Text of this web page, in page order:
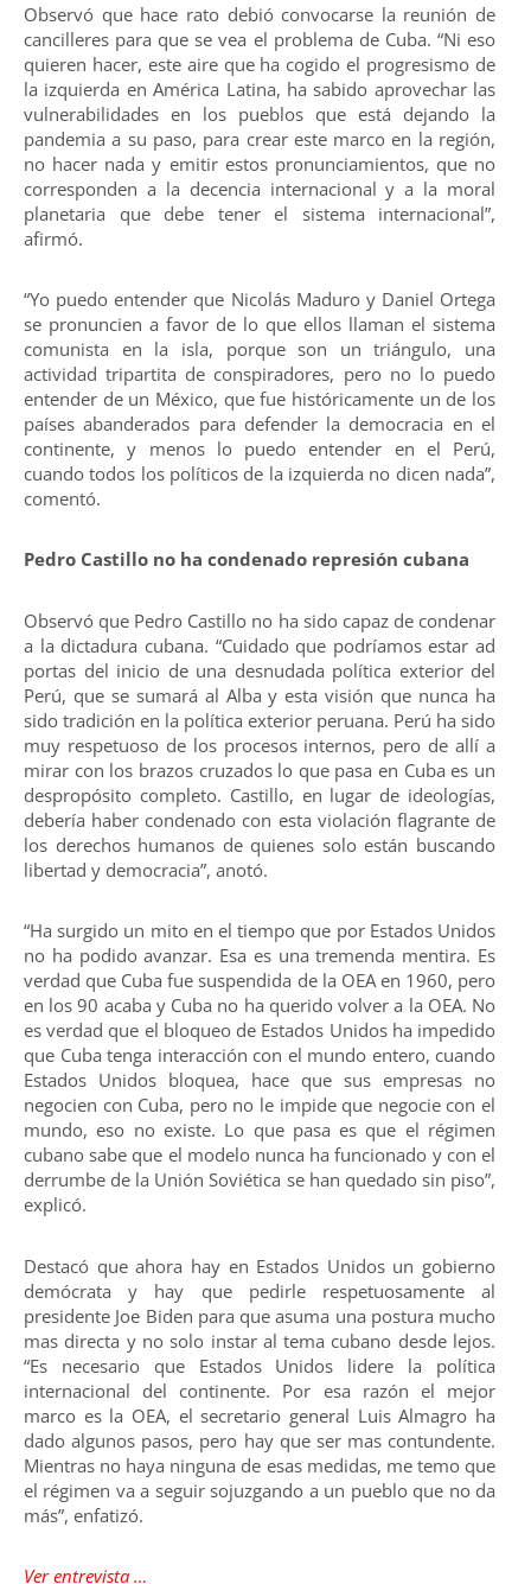
Observó que hace rato debió convocarse la reunión de
cancilleres para que se vea el problema de Cuba. “Ni eso
quieren hacer, este aire que ha cogido el progresismo de
la izquierda en América Latina, ha sabido aprovechar las
vulnerabilidades en los pueblos que está dejando la
pandemia a su paso, para crear este marco en la región,
no hacer nada y emitir estos pronunciamientos, que no
corresponden a la decencia internacional y a la moral
planetaria que debe tener el sistema internacional”,
afirmó.
“Yo puedo entender que Nicolás Maduro y Daniel Ortega
se pronuncien a favor de lo que ellos llaman el sistema
comunista en la isla, porque son un triángulo, una
actividad tripartita de conspiradores, pero no lo puedo
entender de un México, que fue históricamente un de los
países abanderados para defender la democracia en el
continente, y menos lo puedo entender en el Perú,
cuando todos los políticos de la izquierda no dicen nada”,
comentó.
Pedro Castillo no ha condenado represión cubana
Observó que Pedro Castillo no ha sido capaz de condenar
a la dictadura cubana. “Cuidado que podríamos estar ad
portas del inicio de una desnudada política exterior del
Perú, que se sumará al Alba y esta visión que nunca ha
sido tradición en la política exterior peruana. Perú ha sido
muy respetuoso de los procesos internos, pero de allí a
mirar con los brazos cruzados lo que pasa en Cuba es un
despropósito completo. Castillo, en lugar de ideologías,
debería haber condenado con esta violación flagrante de
los derechos humanos de quienes solo están buscando
libertad y democracia”, anotó.
“Ha surgido un mito en el tiempo que por Estados Unidos
no ha podido avanzar. Esa es una tremenda mentira. Es
verdad que Cuba fue suspendida de la OEA en 1960, pero
en los 90 acaba y Cuba no ha querido volver a la OEA. No
es verdad que el bloqueo de Estados Unidos ha impedido
que Cuba tenga interacción con el mundo entero, cuando
Estados Unidos bloquea, hace que sus empresas no
negocien con Cuba, pero no le impide que negocie con el
mundo, eso no existe. Lo que pasa es que el régimen
cubano sabe que el modelo nunca ha funcionado y con el
derrumbe de la Unión Soviética se han quedado sin piso”,
explicó.
Destacó que ahora hay en Estados Unidos un gobierno
demócrata y hay que pedirle respetuosamente al
presidente Joe Biden para que asuma una postura mucho
mas directa y no solo instar al tema cubano desde lejos.
“Es necesario que Estados Unidos lidere la política
internacional del continente. Por esa razón el mejor
marco es la OEA, el secretario general Luis Almagro ha
dado algunos pasos, pero hay que ser mas contundente.
Mientras no haya ninguna de esas medidas, me temo que
el régimen va a seguir sojuzgando a un pueblo que no da
más”, enfatizó.
Ver entrevista …